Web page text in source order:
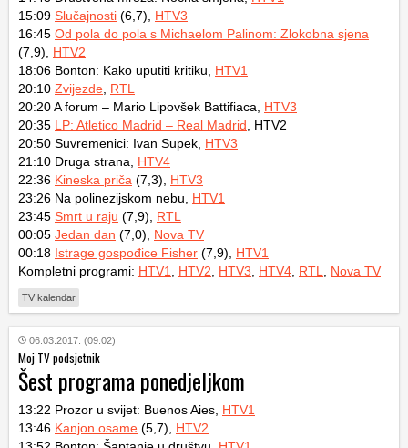
15:09 Slučajnosti (6,7), HTV3
16:45 Od pola do pola s Michaelom Palinom: Zlokobna sjena
(7,9), HTV2
18:06 Bonton: Kako uputiti kritiku, HTV1
20:10 Zvijezde RTL
20:20 A forum – Mario Lipovšek Battifiaca, HTV3
20:35 LP: Atletico Madrid – Real Madrid , HTV2
20:50 Suvremenici: Ivan Supek, HTV3
21:10 Druga strana, HTV4
22:36 Kineska priča (7,3), HTV3
23:26 Na polinezijskom nebu, HTV1
23:45 Smrt u raju (7,9), RTL
00:05 Jedan dan (7,0), Nova TV
00:18 Istrage gospođice Fisher (7,9), HTV1
Kompletni programi: HTV1 HTV2 HTV3 HTV4 RTL Nova TV
TV kalendar
06.03.2017. (09:02)
Moj TV podsjetnik
Šest programa ponedjeljkom
13:22 Prozor u svijet: Buenos Aies, HTV1
13:46 Kanjon osame (5,7), HTV2